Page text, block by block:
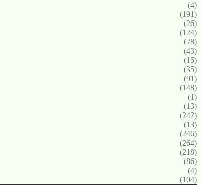
(4)
(191)
(26)
(124)
(28)
(43)
(15)
(35)
(91)
(148)
(1)
(13)
(242)
(13)
(246)
(264)
(218)
(86)
(4)
(104)